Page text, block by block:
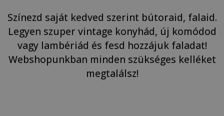
Színezd saját kedved szerint bútoraid, falaid.
Legyen szuper vintage konyhád, új komódod
vagy lambériád és fesd hozzájuk faladat!
Webshopunkban minden szükséges kelléket
megtalálsz!